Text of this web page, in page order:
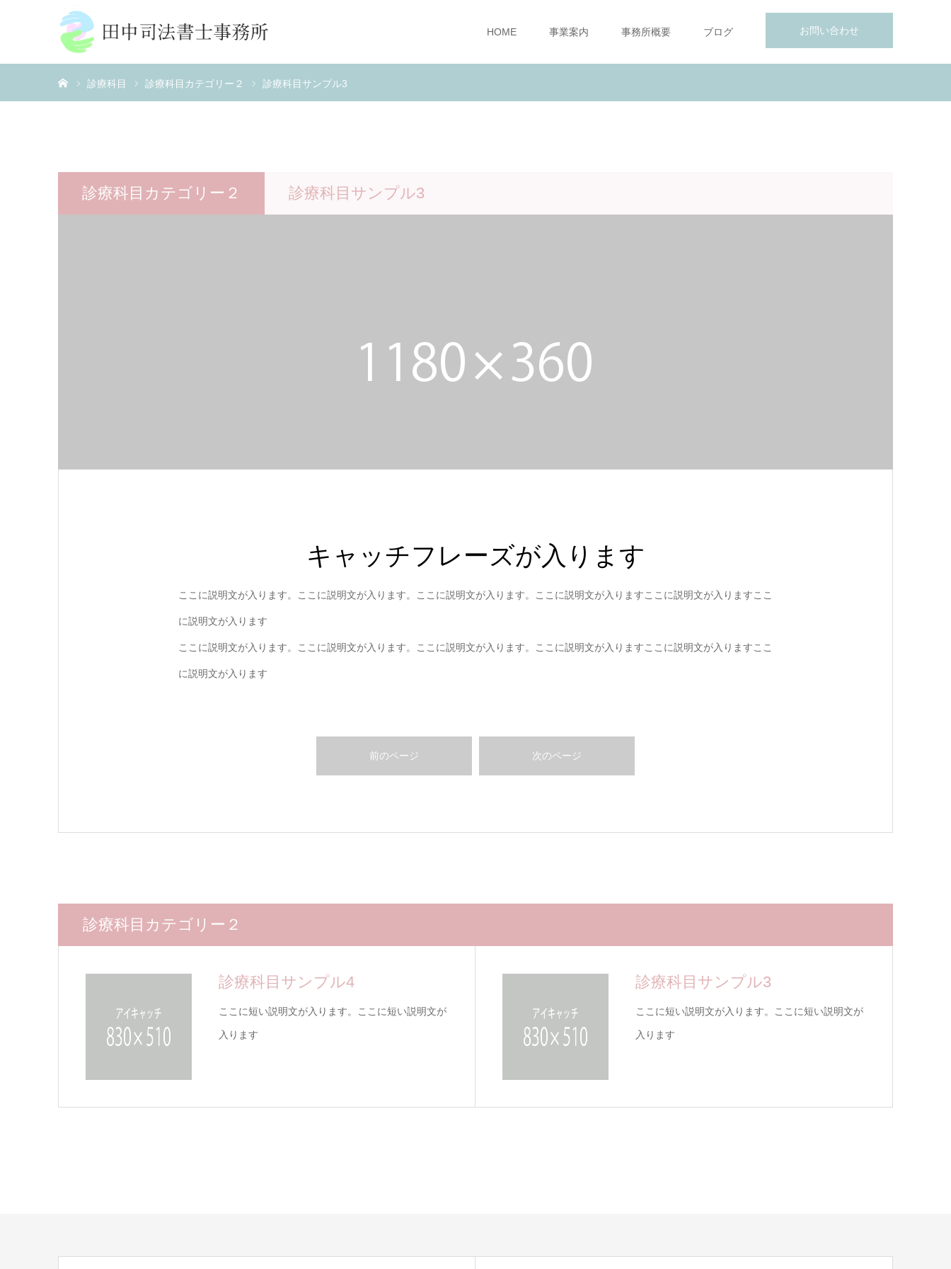
お問い合わせ
HOME 事業案内 事務所概要 ブログ
診療科目 診療科目カテゴリー２ 診療科目サンプル3
診療科目カテゴリー２ 診療科目サンプル3
キャッチフレーズが入ります
ここに説明文が入ります。ここに説明文が入ります。ここに説明文が入ります。ここに説明文が入りますここに説明文が入りますここ
に説明文が入ります
ここに説明文が入ります。ここに説明文が入ります。ここに説明文が入ります。ここに説明文が入りますここに説明文が入りますここ
に説明文が入ります
前のページ 次のページ
診療科目カテゴリー２
診療科目サンプル4
ここに短い説明文が入ります。ここに短い説明文が
入ります
診療科目サンプル3
ここに短い説明文が入ります。ここに短い説明文が
入ります